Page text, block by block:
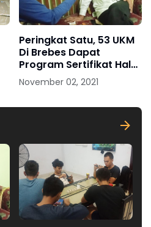
Peringkat Satu, 53 UKM
Di Brebes Dapat
Program Sertifikat Halal
Gratis
November 02, 2021